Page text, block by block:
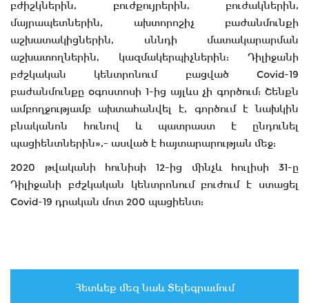
բժիշկներին, բուժքույրերին, բուժակներին,
մայրապետներին, ախտորոշիչ բաժանմունքի
աշխատակիցներին, սննդի մատակարարման
աշխատողներին, կազմակերպիչներին: Դիլիջանի
բժշկական կենտրոնում բացված Covid-19
բաժանմունքը օգոստոսի 1-ից այլևս չի գործում: Շենքն
ամբողջությամբ ախտահանվել է, գործում է նախկին
բնականոն հունով և պատրաստ է ընդունել
պացիենտներին»,- ասված է հայտարարության մեջ:
2020 թվականի հունիսի 12-ից մինչև հուլիսի 31-ը
Դիլիջանի բժշկական կենտրոնում բուժում է ստացել
Covid-19 դրական մոտ 200 պացիենտ:
Հետևեք մեզ նաև Տելեգրամում